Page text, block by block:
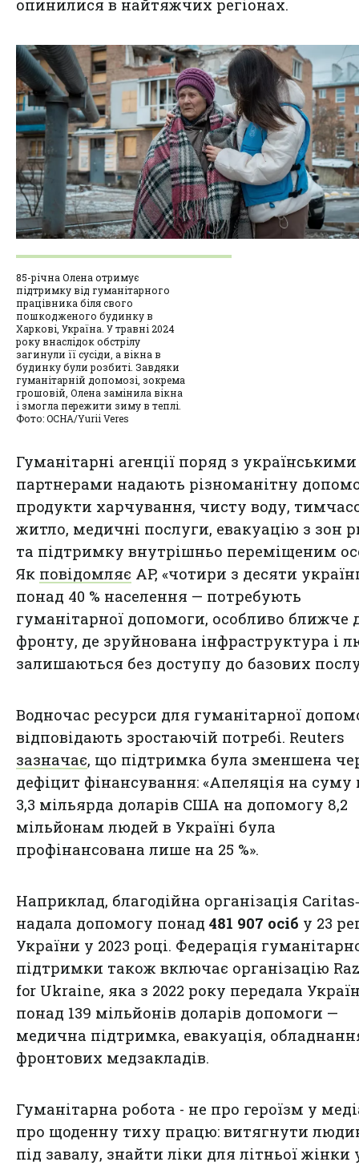
опинилися в найтяжчих регіонах.
85-річна Олена отримує
підтримку від гуманітарного
працівника біля свого
пошкодженого будинку в
Харкові, Україна. У травні 2024
року внаслідок обстрілу
загинули її сусіди, а вікна в
будинку були розбиті. Завдяки
гуманітарній допомозі, зокрема
грошовій, Олена замінила вікна
і змогла пережити зиму в теплі.
Фото: OCHA/Yurii Veres
Гуманітарні агенції поряд з українськими
партнерами надають різноманітну
продукти харчування, чисту воду,
житло, медичні послуги, евакуацію з зон
та підтримку внутрішньо переміщеним
Як повідомляє AP, «чотири з десяти
понад 40 % населення — потребують
гуманітарної допомоги, особливо ближче
фронту, де зруйнована інфраструктура і
залишаються без доступу до базових
Водночас ресурси для гуманітарної
відповідають зростаючій потребі. Reuters
зазначає, що підтримка була зменшена
дефіцит фінансування: «Апеляція на суму
3,3 мільярда доларів США на допомогу 8,2
мільйонам людей в Україні була
профінансована лише на 25 %».
Наприклад, благодійна організація
надала допомогу понад 481 907 осіб у 23
України у 2023 році. Федерація
підтримки також включає організацію
for Ukraine, яка з 2022 року передала
понад 139 мільйонів доларів допомоги —
медична підтримка, евакуація,
фронтових медзакладів.
Гуманітарна робота - не про героїзм у
про щоденну тиху працю: витягнути
під завалу, знайти ліки для літньої жінки